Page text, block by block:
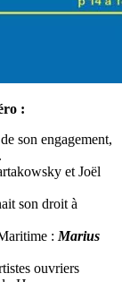
:
son engagement,
et Joël
son droit à
: Marius
ouvriers